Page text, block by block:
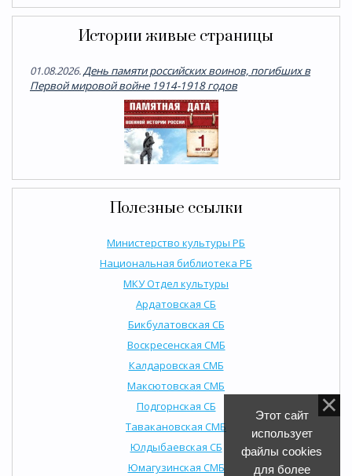
Истории живые страницы
01.08.2026.День памяти российских воинов, погибших в
Первой мировой войне 1914-1918 годов
Полезные ссылки
Министерство культуры РБ
Национальная библиотека РБ
МКУ Отдел культуры
Ардатовская СБ
Бикбулатовская СБ
Воскресенская СМБ
Калдаровская СМБ
Максютовская СМБ
Подгорнская СБ
Тавакановская СМБ
Юлдыбаевская СБ
Юмагузинская СМБ
Этот сайт
использует
файлы cookies
для более